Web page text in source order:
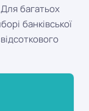
багатьох
банківської